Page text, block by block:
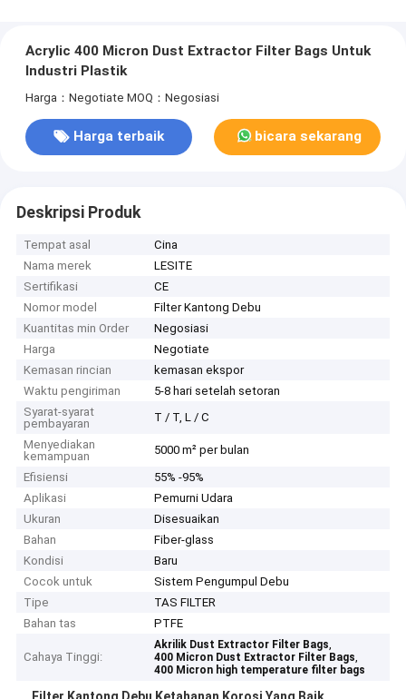
Acrylic 400 Micron Dust Extractor Filter Bags Untuk
Industri Plastik
Harga：Negotiate MOQ：Negosiasi
Harga terbaik bicara sekarang
Deskripsi Produk
Tempat asal
Cina
Nama merek
LESITE
Sertifikasi
CE
Nomor model
Filter Kantong Debu
Kuantitas min Order
Negosiasi
Harga
Negotiate
Kemasan rincian
kemasan ekspor
Waktu pengiriman
5-8 hari setelah setoran
Syarat-syarat
pembayaran
T / T, L / C
Menyediakan
kemampuan
5000 m² per bulan
Efisiensi
55% -95%
Aplikasi
Pemurni Udara
Ukuran
Disesuaikan
Bahan
Fiber-glass
Kondisi
Baru
Cocok untuk
Sistem Pengumpul Debu
Tipe
TAS FILTER
Bahan tas
PTFE
Cahaya Tinggi:
Akrilik Dust Extractor Filter Bags,
400 Micron Dust Extractor Filter Bags,
400 Micron high temperature filter bags